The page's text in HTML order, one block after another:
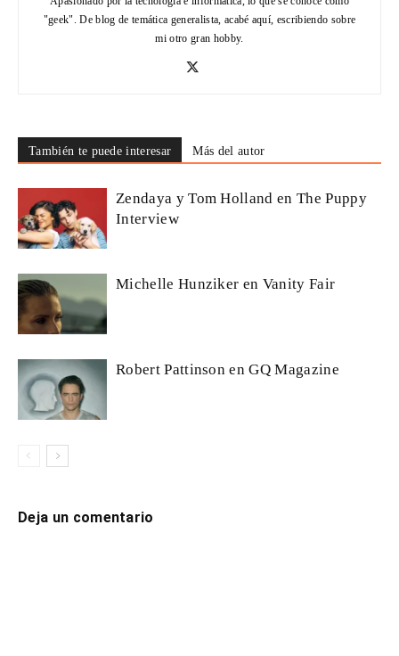
"geek". De blog de temática generalista, acabé aquí, escribiendo sobre
mi otro gran hobby.
También te puede interesar Más del autor
Zendaya y Tom Holland en The Puppy
Interview
Michelle Hunziker en Vanity Fair
Robert Pattinson en GQ Magazine
Deja un comentario